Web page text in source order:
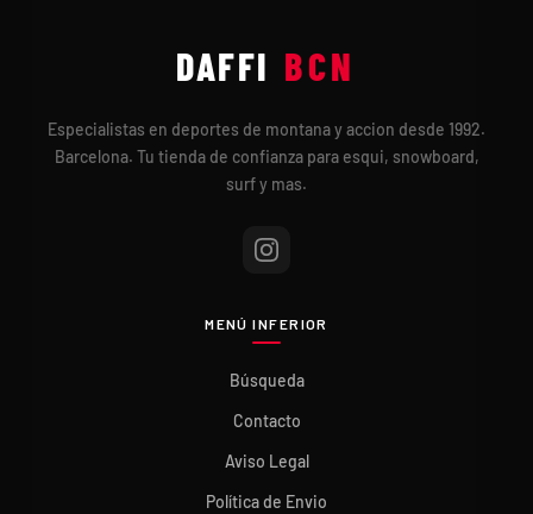
DAFFI BCN
Especialistas en deportes de montana y accion desde 1992.
Barcelona. Tu tienda de confianza para esqui, snowboard,
surf y mas.
MENÚ INFERIOR
Búsqueda
Contacto
Aviso Legal
Política de Envio